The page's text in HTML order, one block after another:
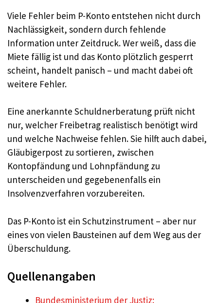
Viele Fehler beim P-Konto entstehen nicht durch
Nachlässigkeit, sondern durch fehlende
Information unter Zeitdruck. Wer weiß, dass die
Miete fällig ist und das Konto plötzlich gesperrt
scheint, handelt panisch – und macht dabei oft
weitere Fehler.
Eine anerkannte Schuldnerberatung prüft nicht
nur, welcher Freibetrag realistisch benötigt wird
und welche Nachweise fehlen. Sie hilft auch dabei,
Gläubigerpost zu sortieren, zwischen
Kontopfändung und Lohnpfändung zu
unterscheiden und gegebenenfalls ein
Insolvenzverfahren vorzubereiten.
Das P-Konto ist ein Schutzinstrument – aber nur
eines von vielen Bausteinen auf dem Weg aus der
Überschuldung.
Quellenangaben
Bundesministerium der Justiz: